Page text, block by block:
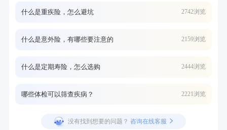
什么是重疾险，怎么避坑 2742浏览
什么是意外险，有哪些要注意的 2159浏览
什么是定期寿险，怎么选购 2444浏览
哪些体检可以筛查疾病？ 2221浏览
没有找到想要的问题？ 咨询在线客服